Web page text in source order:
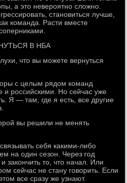
а это невероятно сложно.
становиться лучше,
команда. Расти вместе
В НБА
что вы можете вернуться
с целым рядом команд
и российскими. Но сейчас уже
Я — там, где я есть, все другие
вы решили не менять
себя какими-либо
на один сезон. Через год
закончить то, что начал. Или
сейчас не стану говорить. Если
все сразу же узнают.